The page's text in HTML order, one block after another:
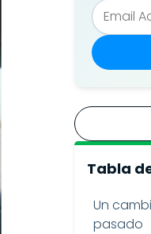
Tabla
Un
pasado